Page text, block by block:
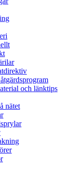
och länktips
nätet